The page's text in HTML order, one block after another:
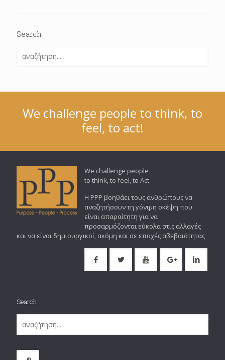
Search
We challenge people to think, to
feel, to act!
We challenge people
to think, to feel, to Act.
Η PPP βοηθάει τους ανθρώπους να
αναζητήσουν τη γόνιμη σκέψη που
είναι απαραίτητη για να
προσαρμόζονται εύκολα στις αλλαγές
και να είναι δημιουργικοί, ακόμη και σε εποχές αβεβαιότητας
Search